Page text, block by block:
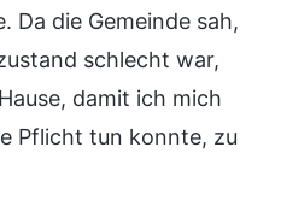
Da die Gemeinde sah,
schlecht war,
damit ich mich
Pflicht tun konnte, zu